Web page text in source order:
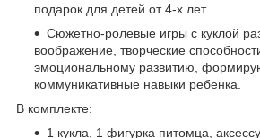
подарок для детей от 4-х лет
Сюжетно-ролевые игры с куклой
воображение, творческие
эмоциональному развитию,
коммуникативные навыки ребенка.
В комплекте:
1 кукла, 1 фигурка питомца,